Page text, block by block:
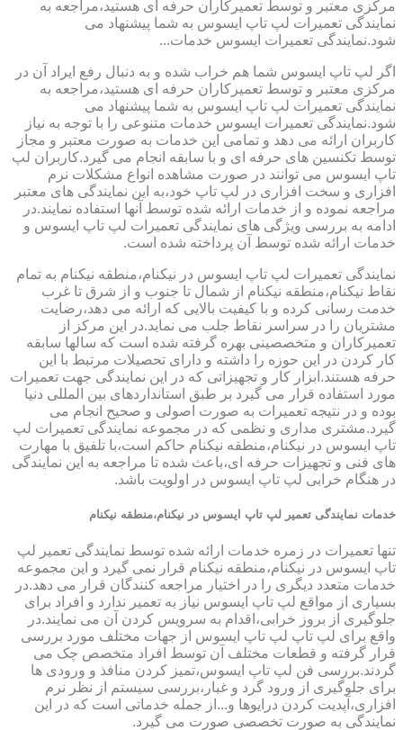
مرکزی معتبر و توسط تعمیرکاران حرفه ای هستید،مراجعه به
نمایندگی تعمیرات لپ تاپ ایسوس به شما پیشنهاد می
شود.نمایندگی تعمیرات ایسوس خدمات...
اگر لپ تاپ ایسوس شما هم خراب شده و به دنبال رفع ایراد آن در
مرکزی معتبر و توسط تعمیرکاران حرفه ای هستید،مراجعه به
نمایندگی تعمیرات لپ تاپ ایسوس به شما پیشنهاد می
شود.نمایندگی تعمیرات ایسوس خدمات متنوعی را با توجه به نیاز
کاربران ارائه می دهد و تمامی این خدمات به صورت معتبر و مجاز
توسط تکنسین های حرفه ای و با سابقه انجام می گیرد.کاربران لپ
تاپ ایسوس می توانند در صورت مشاهده انواع مشکلات نرم
افزاری و سخت افزاری در لپ تاپ خود،به این نمایندگی های معتبر
مراجعه نموده و از خدمات ارائه شده توسط آنها استفاده نمایند.در
ادامه به بررسی ویژگی های نمایندگی تعمیرات لپ تاپ ایسوس و
خدمات ارائه شده توسط آن پرداخته شده است.
نمایندگی تعمیرات لپ تاپ ایسوس در نیکنام،منطقه نیکنام به تمام
نقاط نیکنام،منطقه نیکنام از شمال تا جنوب و از شرق تا غرب
خدمت رسانی کرده و با کیفیت بالایی که ارائه می دهد،رضایت
مشتریان را در سراسر نقاط جلب می نماید.در این مرکز از
تعمیرکاران و متخصصینی بهره گرفته شده است که سالها سابقه
کار کردن در این حوزه را داشته و دارای تحصیلات مرتبط با این
حرفه هستند.ابزار کار و تجهیزاتی که در این نمایندگی جهت تعمیرات
مورد استفاده قرار می گیرد بر طبق استانداردهای بین المللی دنیا
بوده و در نتیجه تعمیرات به صورت اصولی و صحیح انجام می
گیرد.مشتری مداری و نظمی که در مجموعه نمایندگی تعمیرات لپ
تاپ ایسوس در نیکنام،منطقه نیکنام حاکم است،با تلفیق با مهارت
های فنی و تجهیزات حرفه ای،باعث شده تا مراجعه به این نمایندگی
در هنگام خرابی لپ تاپ ایسوس در اولویت باشد.
خدمات نمایندگی تعمیر لپ تاپ ایسوس در نیکنام،منطقه نیکنام
تنها تعمیرات در زمره خدمات ارائه شده توسط نمایندگی تعمیر لپ
تاپ ایسوس در نیکنام،منطقه نیکنام قرار نمی گیرد و این مجموعه
خدمات متعدد دیگری را در اختیار مراجعه کنندگان قرار می دهد.در
بسیاری از مواقع لپ تاپ ایسوس نیاز به تعمیر ندارد و افراد برای
جلوگیری از بروز خرابی،اقدام به سرویس کردن آن می نمایند.در
واقع برای لپ تاپ لپ تاپ ایسوس از جهات مختلف مورد بررسی
قرار گرفته و قطعات مختلف آن توسط افراد متخصص چک می
گردند.بررسی فن لپ تاپ ایسوس،تمیز کردن منافذ و ورودی ها
برای جلوگیری از ورود گرد و غبار،بررسی سیستم از نظر نرم
افزاری،آپدیت کردن درایوها و...از جمله خدماتی است که در این
نمایندگی به صورت تخصصی صورت می گیرد.